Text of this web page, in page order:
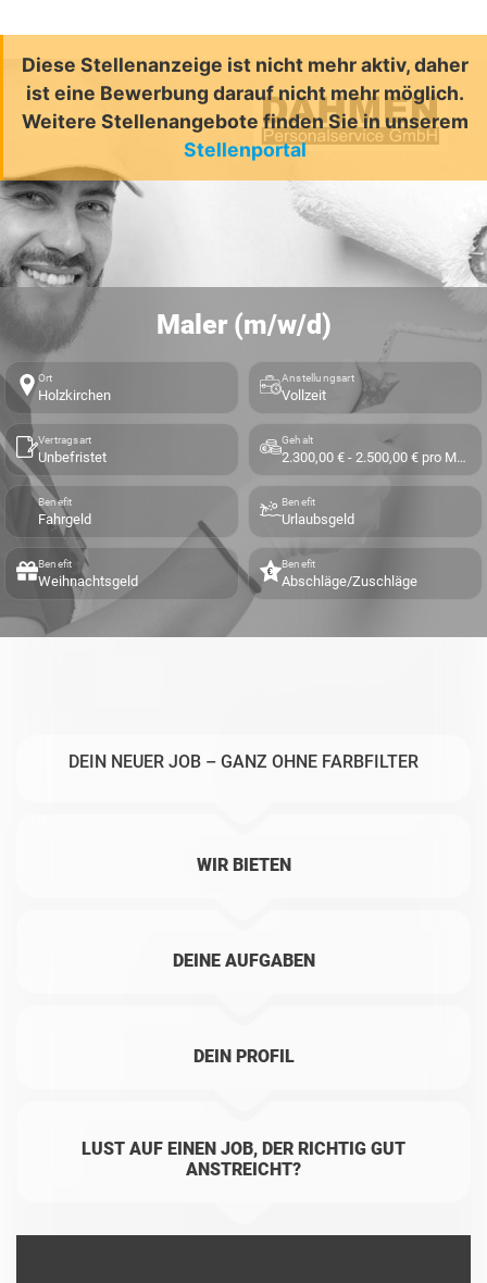
Diese Stellenanzeige ist nicht mehr aktiv, daher
ist eine Bewerbung darauf nicht mehr möglich.
Weitere Stellenangebote finden Sie in unserem
Stellenportal
Maler (m/w/d)
Ort
Holzkirchen
Anstellungsart
Vollzeit
Vertragsart
Unbefristet
Gehalt
2.300,00 € - 2.500,00 € pro Monat
Benefit
Fahrgeld
Benefit
Urlaubsgeld
Benefit
Weihnachtsgeld
Benefit
Abschläge/Zuschläge
DEIN NEUER JOB – GANZ OHNE FARBFILTER
WIR BIETEN
DEINE AUFGABEN
DEIN PROFIL
LUST AUF EINEN JOB, DER RICHTIG GUT
ANSTREICHT?